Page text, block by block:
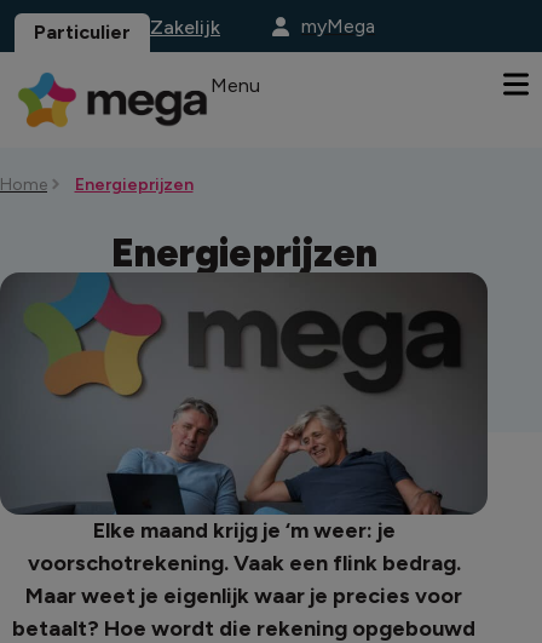
Particulier Zakelijk myMega
Menu
Home Energieprijzen
Energieprijzen
Elke maand krijg je ‘m weer: je
voorschotrekening. Vaak een flink bedrag.
Maar weet je eigenlijk waar je precies voor
betaalt? Hoe wordt die rekening opgebouwd